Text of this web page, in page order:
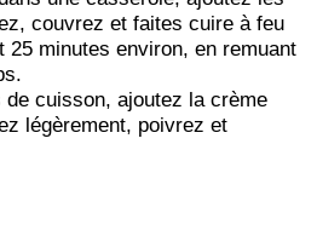
couvrez et faites cuire à feu
25 minutes environ, en remuant
de cuisson, ajoutez la crème
légèrement, poivrez et